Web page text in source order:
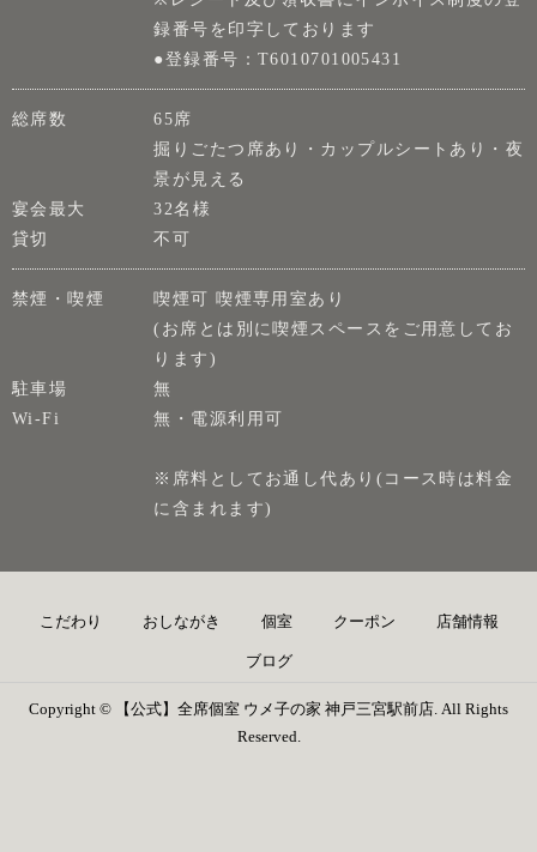
録番号を印字しております
●登録番号：T6010701005431
総席数
65席
掘りごたつ席あり・カップルシートあり・夜
景が見える
宴会最大
32名様
貸切
不可
禁煙・喫煙
喫煙可 喫煙専用室あり
(お席とは別に喫煙スペースをご用意してお
ります)
駐車場
無
Wi-Fi
無・電源利用可
※席料としてお通し代あり(コース時は料金
に含まれます)
こだわり おしながき 個室 クーポン 店舗情報
ブログ
Copyright © 【公式】全席個室 ウメ子の家 神戸三宮駅前店. All Rights
Reserved.